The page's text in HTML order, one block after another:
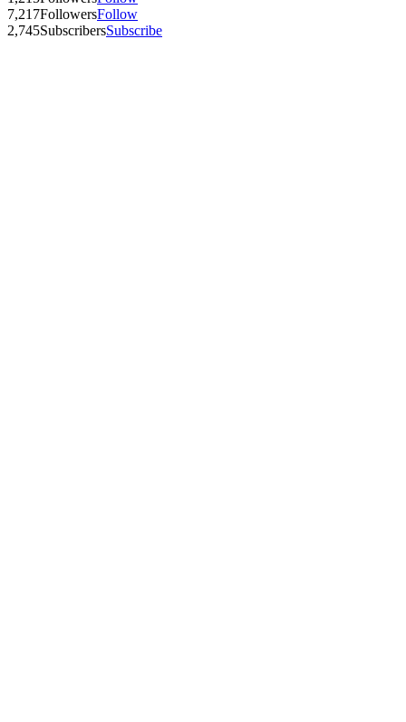
7,217FollowersFollow
2,745SubscribersSubscribe